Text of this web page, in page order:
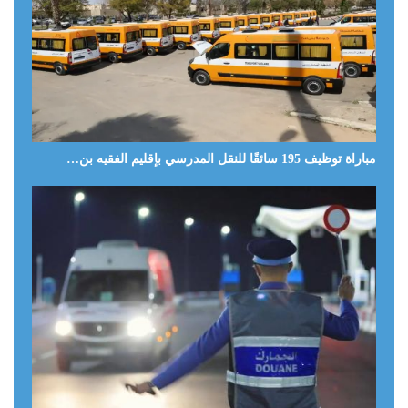
مباراة توظيف 195 سائقًا للنقل المدرسي بإقليم الفقيه بن…